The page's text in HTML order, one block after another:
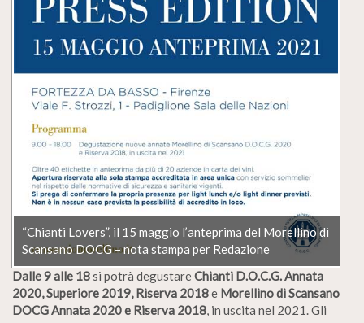
“Chianti Lovers”, il 15 maggio l’anteprima del Morellino di
Scansano DOCG – nota stampa per Redazione
Dalle 9 alle 18si potrà degustareChianti D.O.C.G. Annata
2020, Superiore 2019, Riserva 2018e Morellino di Scansano
DOCG Annata 2020 e Riserva 2018 , in uscita nel 2021. Gli